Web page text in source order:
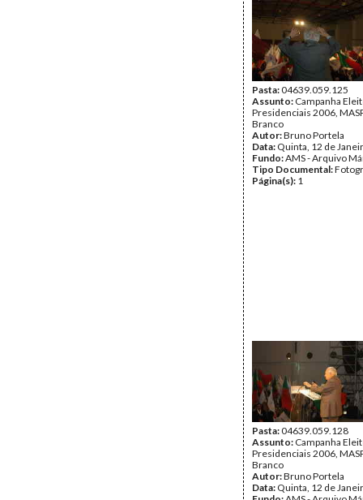
Pasta:04639.059.125
Assunto: Campanha
Presidenciais 2006,
Branco
Autor:Bruno Portela
Data: Quinta, 12 de
Fundo:AMS - Arquivo
Tipo Documental:
Página(s): 1
Pasta:04639.059.128
Assunto: Campanha
Presidenciais 2006,
Branco
Autor:Bruno Portela
Data: Quinta, 12 de